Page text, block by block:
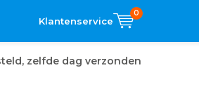
0
zelfde dag verzonden